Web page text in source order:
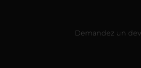
Demandez un